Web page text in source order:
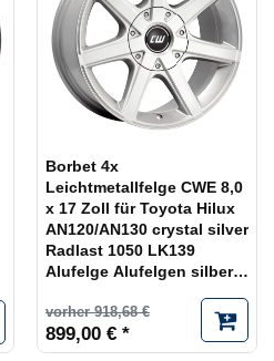
Borbet 4x
Leichtmetallfelge CWE 8,0
x 17 Zoll für Toyota Hilux
AN120/AN130 crystal silver
Radlast 1050 LK139
Alufelge Alufelgen silber
vorher 918,68 €
899,00 € *